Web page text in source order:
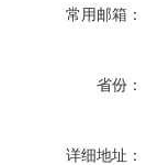
常用邮箱：
省份：
详细地址：